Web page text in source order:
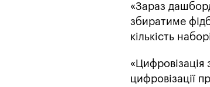
«Зараз
збиратиме
кількість
цифровізації